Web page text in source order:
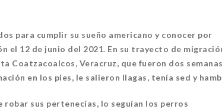
para cumplir su sueño americano y conocer por
el 12 de junio del 2021. En su trayecto de
Coatzacoalcos, Veracruz, que fueron dos semanas
en los pies, le salieron llagas, tenía sed y
sus pertenecías, lo seguían los perros